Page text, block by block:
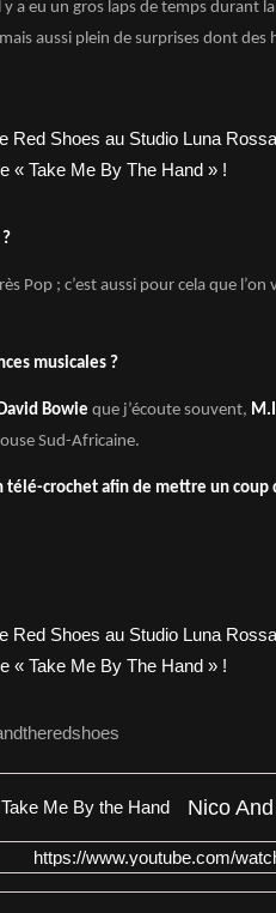
a eu un gros laps de temps durant la
aussi plein de surprises dont des
Pop ; c’est aussi pour cela que
musicales ?
Bowie que j’écoute souvent,
Sud-Africaine.
télé-crochet afin de mettre un coup
https://www.youtube.com/